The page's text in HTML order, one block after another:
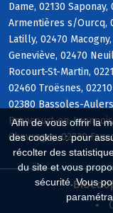
Afin de vous offrir la
des cookies : pour
récolter des
du site et vous
sécurité. Vous
Dame, 02130
Armentières s/Ourcq,
Latilly, 02470
Geneviève, 02470
Rocourt-St-Martin,
02460 Troësnes,
02380 Bassoles-
Brancourt-en-
Chevregny, 02320